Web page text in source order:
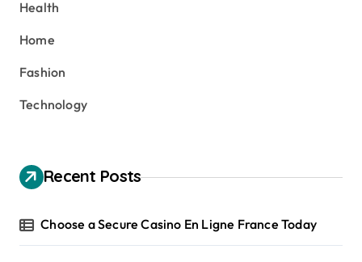
:
Health
Home
Fashion
Technology
Recent Posts
Choose a Secure Casino En Ligne France Today